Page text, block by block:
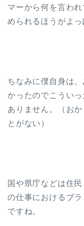
マーから何を言わ
められるほうがよっ
ちなみに僕自身は
かったのでこうい
ありません。（お
とがない）
国や県庁などは住
の仕事におけるブ
ですね。